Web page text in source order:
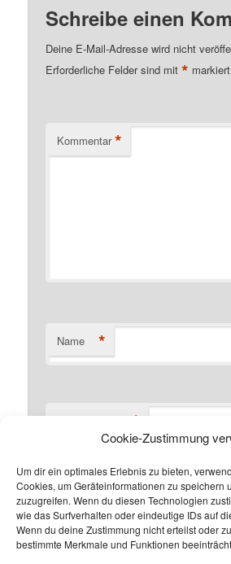
Cookie-Zustimmung
Um dir ein optimales Erlebnis zu bieten,
Cookies, um Geräteinformationen zu speichern
zuzugreifen. Wenn du diesen Technologien
wie das Surfverhalten oder eindeutige IDs auf
Wenn du deine Zustimmung nicht erteilst oder
bestimmte Merkmale und Funktionen
Schreibe einen
Deine E-Mail-Adresse wird nicht
Erforderliche Felder sind mit* markiert
Kommentar *
Name *
E-Mail-Adresse *
Website